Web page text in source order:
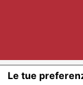
Le tue